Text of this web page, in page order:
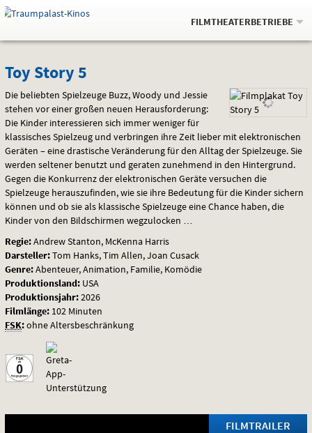
Springe
zum
,zum
.
Navigation
Service
Gehe
zur
Auswahl
FILMTHEATERBETRIEBE
Toy
Story
5
Toy Story 5
Die beliebten Spielzeuge Buzz, Woody und Jessie
stehen vor einer großen neuen Herausforderung:
Die Kinder interessieren sich immer weniger für
klassisches Spielzeug und verbringen ihre Zeit lieber mit elektronischen
Geräten – eine drastische Veränderung für den Alltag der Spielzeuge. Sie
werden seltener benutzt und geraten zunehmend in den Hintergrund.
Gegen die Konkurrenz der elektronischen Geräte versuchen die
Spielzeuge herauszufinden, wie sie ihre Bedeutung für die Kinder sichern
können und ob sie als klassische Spielzeuge eine Chance haben, die
Kinder von den Bildschirmen wegzulocken …
Regie:Andrew Stanton, McKenna Harris
Darsteller:Tom Hanks, Tim Allen, Joan Cusack
Genre:Abenteuer, Animation, Familie, Komödie
Produktionsland: USA
Produktionsjahr:2026
Filmlänge: 102 Minuten
FSK:ohne Altersbeschränkung
FILMTRAILER